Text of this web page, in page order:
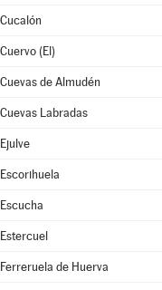
Cucalón
Cuervo (El)
Cuevas de Almudén
Cuevas Labradas
Ejulve
Escorihuela
Escucha
Estercuel
Ferreruela de Huerva